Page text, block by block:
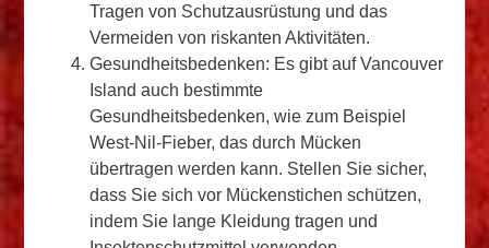
Tragen von Schutzausrüstung und das
Vermeiden von riskanten Aktivitäten.
Gesundheitsbedenken: Es gibt auf Vancouver
Island auch bestimmte
Gesundheitsbedenken, wie zum Beispiel
West-Nil-Fieber, das durch Mücken
übertragen werden kann. Stellen Sie sicher,
dass Sie sich vor Mückenstichen schützen,
indem Sie lange Kleidung tragen und